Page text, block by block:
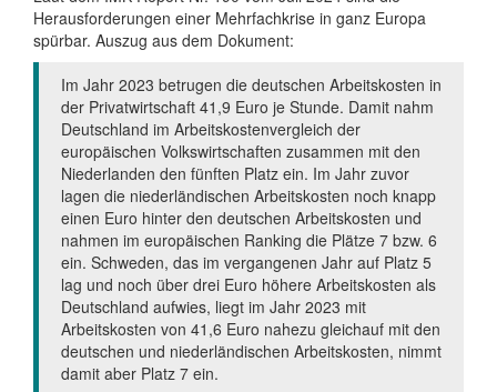
Herausforderungen einer Mehrfachkrise in ganz Europa
spürbar. Auszug aus dem Dokument:
Im Jahr 2023 betrugen die deutschen Arbeitskosten in
der Privatwirtschaft 41,9 Euro je Stunde. Damit nahm
Deutschland im Arbeitskostenvergleich der
europäischen Volkswirtschaften zusammen mit den
Niederlanden den fünften Platz ein. Im Jahr zuvor
lagen die niederländischen Arbeitskosten noch knapp
einen Euro hinter den deutschen Arbeitskosten und
nahmen im europäischen Ranking die Plätze 7 bzw. 6
ein. Schweden, das im vergangenen Jahr auf Platz 5
lag und noch über drei Euro höhere Arbeitskosten als
Deutschland aufwies, liegt im Jahr 2023 mit
Arbeitskosten von 41,6 Euro nahezu gleichauf mit den
deutschen und niederländischen Arbeitskosten, nimmt
damit aber Platz 7 ein.